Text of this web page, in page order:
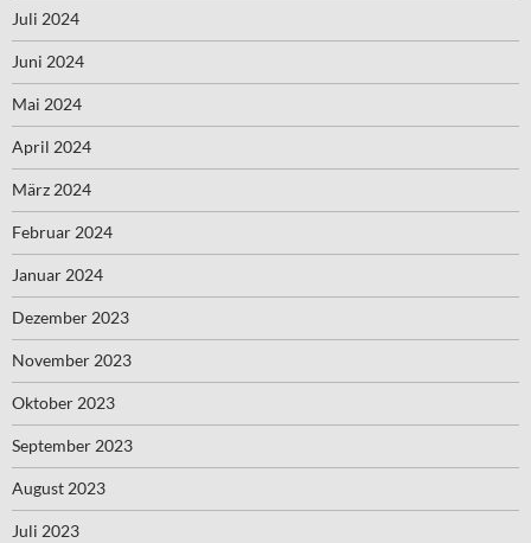
Juli 2024
Juni 2024
Mai 2024
April 2024
März 2024
Februar 2024
Januar 2024
Dezember 2023
November 2023
Oktober 2023
September 2023
August 2023
Juli 2023